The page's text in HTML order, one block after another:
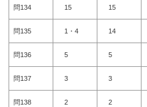
問134 15 15
問135 1・4 14
問136 5 5
問137 3 3
問138 2 2